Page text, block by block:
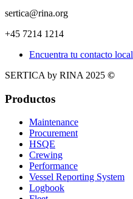
sertica@rina.org
+45 7214 1214
Encuentra tu contacto local
SERTICA by RINA 2025 ©
Productos
Maintenance
Procurement
HSQE
Crewing
Performance
Vessel Reporting System
Logbook